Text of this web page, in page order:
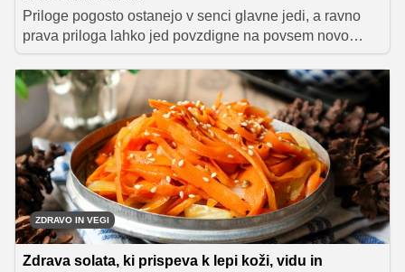
Priloge pogosto ostanejo v senci glavne jedi, a ravno
prava priloga lahko jed povzdigne na povsem novo
raven. V tem članku vam predstavljamo nekaj svežih
idej za priloge, ki so hitro pripravljene, polnega okusa in
odlično dopolnijo tako mesne kot tudi ribje ali
zelenjavne glavne jedi.
ZDRAVO IN VEGI
Zdrava solata, ki prispeva k lepi koži, vidu in